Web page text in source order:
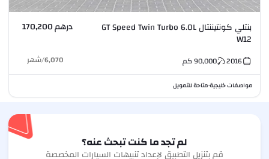
بنتلي كونتيننتال GT Speed Twin Turbo 6.0L
W12
درهم 170,200
2016
90,000كم 6,070
/شهر
مواصفات خليجية•متاحة للتمويل
لم تجد ما كنت تبحث عنه؟
قم بتنزيل التطبيق لإعداد تنبيهات السيارات المخصصة